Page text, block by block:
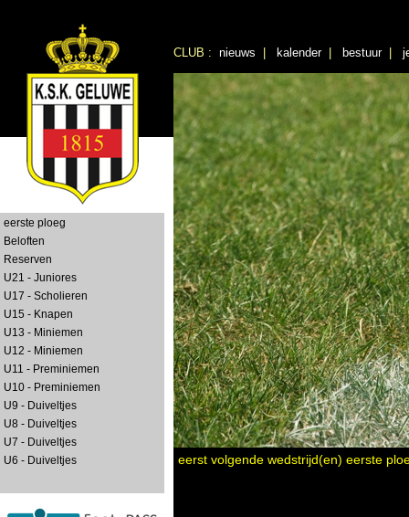
CLUB : nieuws kalender| bestuur|
eerste ploeg
Beloften
Reserven
U21 - Juniores
U17 - Scholieren
U15 - Knapen
U13 - Miniemen
U12 - Miniemen
U11 - Preminiemen
U10 - Preminiemen
U9 - Duiveltjes
U8 - Duiveltjes
U7 - Duiveltjes
U6 - Duiveltjes
eerst volgende wedstrijd(en) eerste